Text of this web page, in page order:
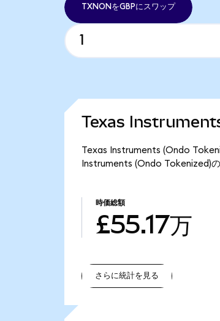
TXNONをGBPにスワップ
Texas Instruments
Texas Instruments (Ondo
Instruments (Ondo Tokenized)
時価総額
£55.17万
さらに統計を見る